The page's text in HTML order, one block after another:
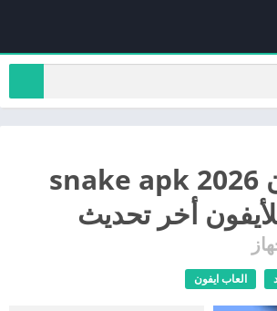
تحميل ثعبان snake apk 2026
أخر تحديث
العاب ايفون